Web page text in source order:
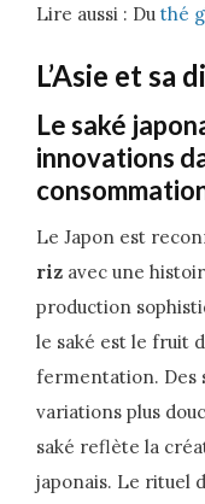
Lire aussi : Du thé
L’Asie et sa
Le saké
innovations
Le Japon est
riz avec une
production
le saké est le fruit
fermentation. Des
variations plus
saké reflète la
japonais. Le rituel